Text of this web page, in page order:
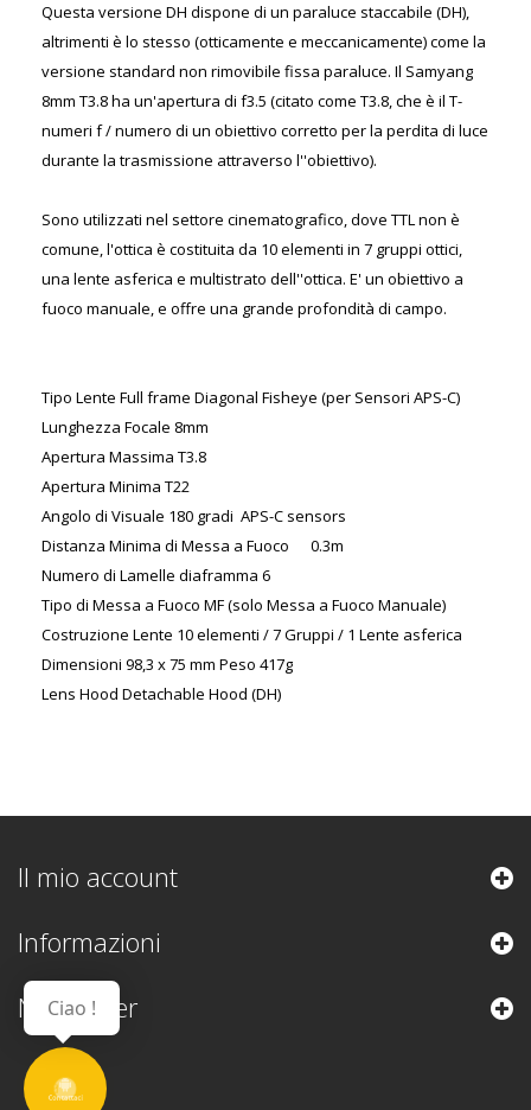
Questa versione DH dispone di un paraluce staccabile (DH),
altrimenti è lo stesso (otticamente e meccanicamente) come la
versione standard non rimovibile fissa paraluce. Il Samyang
8mm T3.8 ha un'apertura di f3.5 (citato come T3.8, che è il T-
numeri f / numero di un obiettivo corretto per la perdita di luce
durante la trasmissione attraverso l''obiettivo).
Sono utilizzati nel settore cinematografico, dove TTL non è
comune, l'ottica è costituita da 10 elementi in 7 gruppi ottici,
una lente asferica e multistrato dell''ottica. E' un obiettivo a
fuoco manuale, e offre una grande profondità di campo.
Tipo Lente Full frame Diagonal Fisheye (per Sensori APS-C)
Lunghezza Focale 8mm
Apertura Massima T3.8
Apertura Minima T22
Angolo di Visuale 180 gradi APS-C sensors
Distanza Minima di Messa a Fuoco 0.3m
Numero di Lamelle diaframma 6
Tipo di Messa a Fuoco MF (solo Messa a Fuoco Manuale)
Costruzione Lente 10 elementi / 7 Gruppi / 1 Lente asferica
Dimensioni 98,3 x 75 mm Peso 417g
Lens Hood Detachable Hood (DH)
Il mio account
Informazioni
Newsletter
Contattaci
Ciao !